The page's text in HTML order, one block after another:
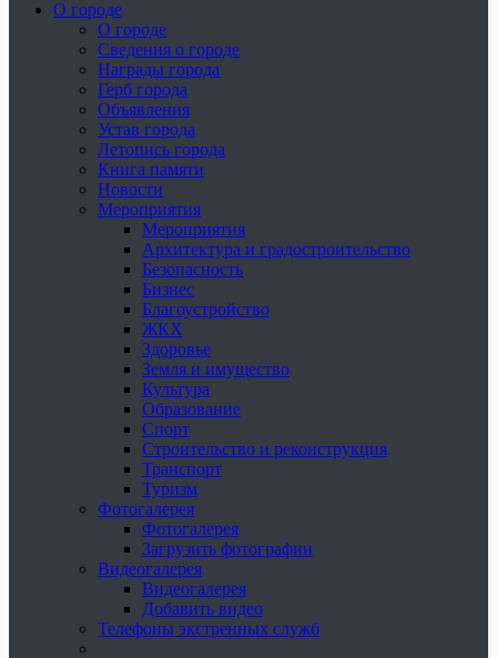
О городе
О городе
Сведения о городе
Награды города
Герб города
Объявления
Устав города
Летопись города
Книга памяти
Новости
Мероприятия
Мероприятия
Архитектура и градостроительство
Безопасность
Бизнес
Благоустройство
ЖКХ
Здоровье
Земля и имущество
Культура
Образование
Спорт
Строительство и реконструкция
Транспорт
Туризм
Фотогалерея
Фотогалерея
Загрузить фотографии
Видеогалерея
Видеогалерея
Добавить видео
Телефоны экстренных служб